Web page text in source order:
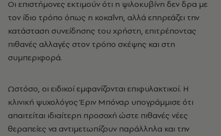
Οι επιστήμονες εκτιμούν ότι η ψιλοκυβίνη δεν δρα με
τον ίδιο τρόπο όπως η κοκαΐνη, αλλά επηρεάζει την
κατάσταση συνείδησης του χρήστη, επιτρέποντας
πιθανές αλλαγές στον τρόπο σκέψης και στη
συμπεριφορά.
Ωστόσο, οι ειδικοί εμφανίζονται επιφυλακτικοί. Η
κλινική ψυχολόγος Έριν Μπόναρ υπογράμμισε ότι
απαιτείται ιδιαίτερη προσοχή ώστε πιθανές νέες
θεραπείες να αντιμετωπίζουν παράλληλα και την